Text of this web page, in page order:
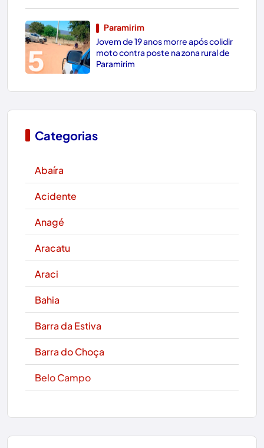
5
Paramirim
Jovem de 19 anos morre após colidir
moto contra poste na zona rural de
Paramirim
Categorias
Abaíra
Acidente
Anagé
Aracatu
Araci
Bahia
Barra da Estiva
Barra do Choça
Belo Campo